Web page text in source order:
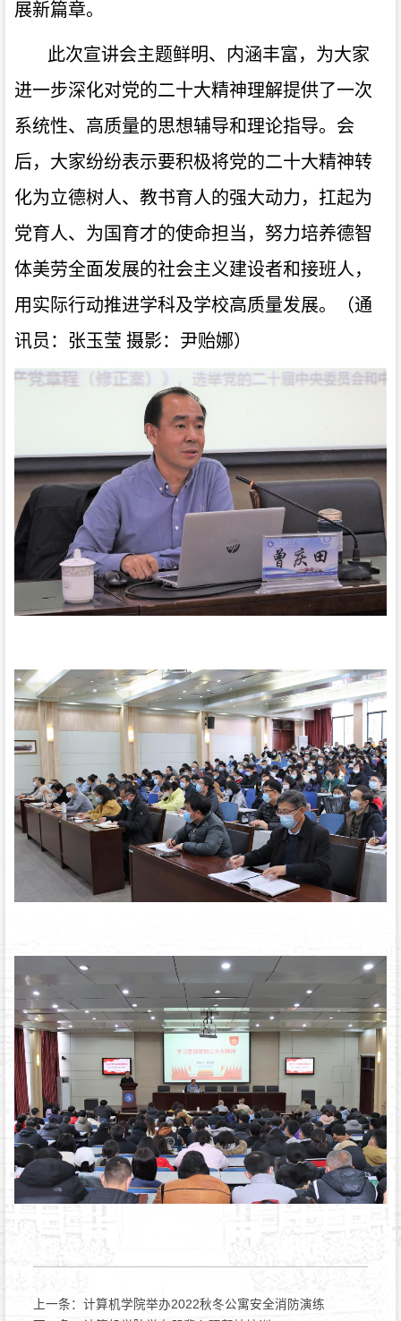
展新篇章。
此次宣讲会主题鲜明、内涵丰富，为大家
进一步深化对党的二十大精神理解提供了一次
系统性、高质量的思想辅导和理论指导。会
后，大家纷纷表示要积极将党的二十大精神转
化为立德树人、教书育人的强大动力，扛起为
党育人、为国育才的使命担当，努力培养德智
体美劳全面发展的社会主义建设者和接班人，
用实际行动推进学科及学校高质量发展。（通
讯员：张玉莹 摄影：尹贻娜）
上一条： 计算机学院举办2022秋冬公寓安全消防演练